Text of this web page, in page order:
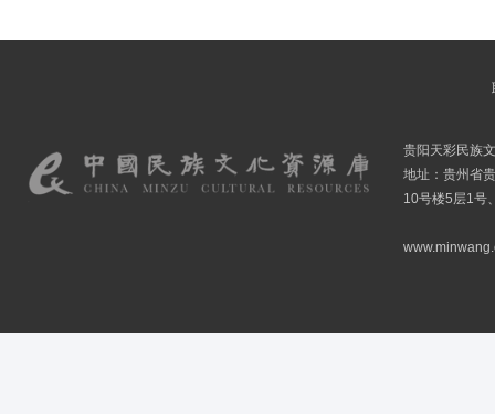
贵阳天彩民族
地址：贵州省
10号楼5层1号